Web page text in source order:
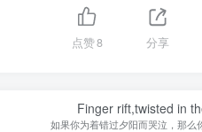
点赞8 分享
Finger rift,twisted in
如果你为着错过夕阳而哭泣，那么